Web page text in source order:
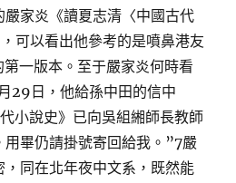
家炎《讀夏志清〈中國古代
可以看出他參考的是噴鼻港友
一版本。至于嚴家炎何時看
29日，他給孫中田的信中
小說史》已向吳組緗師長教師
用畢仍請掛號寄回給我。”7嚴
同在北年夜中文系，既然能